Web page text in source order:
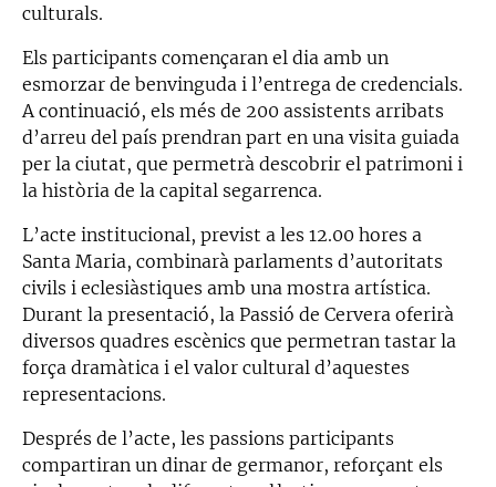
culturals.
Els participants començaran el dia amb un
esmorzar de benvinguda i l’entrega de credencials.
A continuació, els més de 200 assistents arribats
d’arreu del país prendran part en una visita guiada
per la ciutat, que permetrà descobrir el patrimoni i
la història de la capital segarrenca.
L’acte institucional, previst a les 12.00 hores a
Santa Maria, combinarà parlaments d’autoritats
civils i eclesiàstiques amb una mostra artística.
Durant la presentació, la Passió de Cervera oferirà
diversos quadres escènics que permetran tastar la
força dramàtica i el valor cultural d’aquestes
representacions.
Després de l’acte, les passions participants
compartiran un dinar de germanor, reforçant els